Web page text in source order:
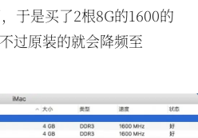
于是买了2根8G的1600的
过原装的就会降频至